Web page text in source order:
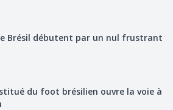
Brésil débutent par un nul frustrant
du foot brésilien ouvre la voie à